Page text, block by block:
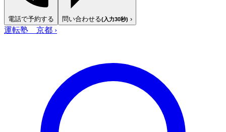
電話で予約する 問い合わせる(入力30秒) ›
運転塾 京都 ›